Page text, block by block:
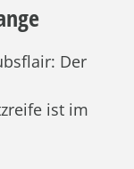
Der
ist im